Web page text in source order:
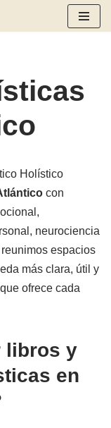
Holístico
con
neurociencia
espacios
más clara, útil y
ofrece cada
libros y
en